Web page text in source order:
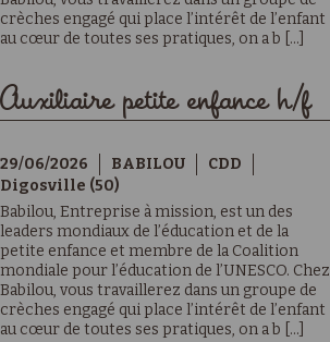
crèches engagé qui place l’intérêt de l’enfant
au cœur de toutes ses pratiques, on a b [...]
Auxiliaire petite enfance h/f
29/06/2026 BABILOU
CDD
Digosville (50)
Babilou, Entreprise à mission, est un des
leaders mondiaux de l’éducation et de la
petite enfance et membre de la Coalition
mondiale pour l’éducation de l’UNESCO. Chez
Babilou, vous travaillerez dans un groupe de
crèches engagé qui place l’intérêt de l’enfant
au cœur de toutes ses pratiques, on a b [...]